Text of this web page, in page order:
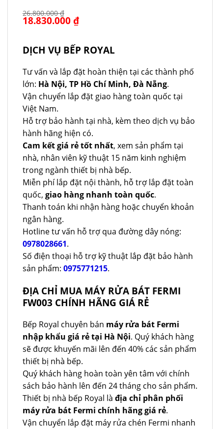
26.800.000₫
Giá
gốc
18.830.000₫Giá
hiện
DỊCH VỤ BẾP ROYAL
Tư vấn và lắp đặt hoàn thiện tại các thành phố
lớn: Hà Nội, TP Hồ Chí Minh, Đà Nẵng.
Vận chuyển lắp đặt giao hàng toàn quốc tại
Việt Nam.
Hỗ trợ bảo hành tại nhà, kèm theo dịch vụ bảo
hành hãng hiện có.
Cam kết giá rẻ tốt nhất, xem sản phẩm tại
nhà, nhân viên kỹ thuật 15 năm kinh nghiệm
trong ngành thiết bị nhà bếp.
Miễn phí lắp đặt nội thành, hỗ trợ lắp đặt toàn
quốc, giao hàng nhanh toàn quốc.
Thanh toán khi nhận hàng hoặc chuyển khoản
ngân hàng.
Hotline tư vấn hỗ trợ qua đường dây nóng:
0978028661.
Số điện thoại hỗ trợ kỹ thuật lắp đặt bảo hành
sản phẩm: 0975771215.
ĐỊA CHỈ MUA MÁY RỬA BÁT FERMI
FW003 CHÍNH HÃNG GIÁ RẺ
Bếp Royal chuyên bán máy rửa bát Fermi
nhập khẩu giá rẻ tại Hà Nội. Quý khách hàng
sẽ được khuyến mãi lên đến 40% các sản phẩm
thiết bị nhà bếp.
Quý khách hàng hoàn toàn yên tâm với chính
sách bảo hành lên đến 24 tháng cho sản phẩm.
Thiết bị nhà bếp Royal là địa chỉ phân phối
máy rửa bát Fermi chính hãng giá rẻ.
Vận chuyển lắp đặt máy rửa chén Fermi nhanh